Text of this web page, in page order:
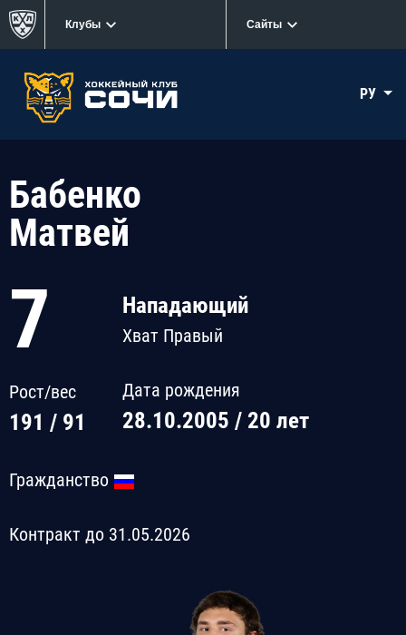
Клубы Сайты
РУ
Бабенко
Матвей
7
Рост/вес
191 / 91
Нападающий
Хват Правый
Дата рождения
28.10.2005 / 20 лет
Гражданство
Контракт до 31.05.2026